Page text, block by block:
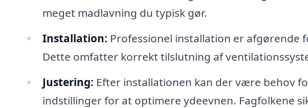
meget madlavning du typisk gør.
Installation: Professionel installation er
Dette omfatter korrekt tilslutning af
Justering: Efter installationen kan der være behov
indstillinger for at optimere ydeevnen. Fagfolkene